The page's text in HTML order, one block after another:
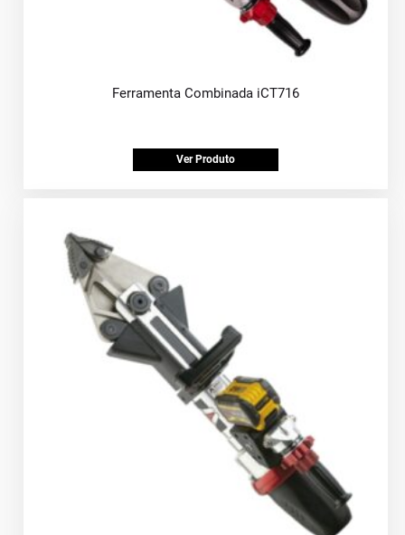
Ferramenta Combinada iCT716
Ver Produto